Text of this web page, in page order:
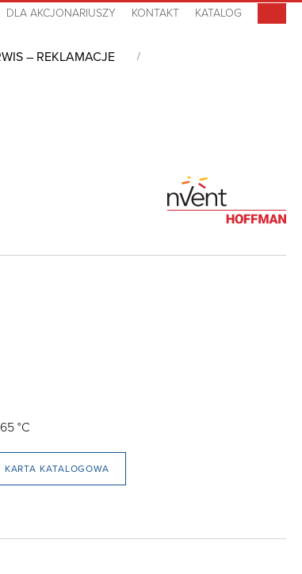
DLA AKCJONARIUSZY KONTAKT KATALOG
– REKLAMACJE
°C
KARTA KATALOGOWA